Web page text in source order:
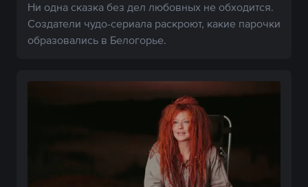
Ни одна сказка без дел любовных не обходится.
Создатели чудо-сериала раскроют, какие парочки
образовались в Белогорье.